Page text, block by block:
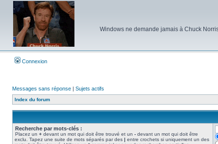
Windows ne demande jamais à Chuck
Connexion
Messages sans réponse | Sujets actifs
Index du forum
Recherche par mots-clés :
Placez un + devant un mot qui doit être trouvé et un - devant un mot qui doit être
exclu. Tapez une suite de mots séparés par des | entre crochets si uniquement un des